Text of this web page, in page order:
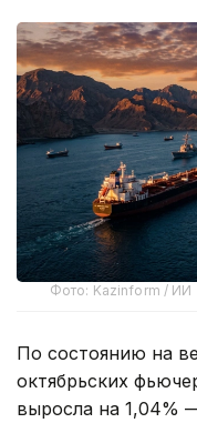
Фото: Kazinform / ИИ
По состоянию на
октябрьских
выросла на 1,04%